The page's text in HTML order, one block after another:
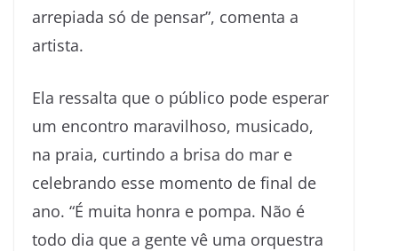
arrepiada só de pensar”, comenta a
artista.
Ela ressalta que o público pode esperar
um encontro maravilhoso, musicado,
na praia, curtindo a brisa do mar e
celebrando esse momento de final de
ano. “É muita honra e pompa. Não é
todo dia que a gente vê uma orquestra